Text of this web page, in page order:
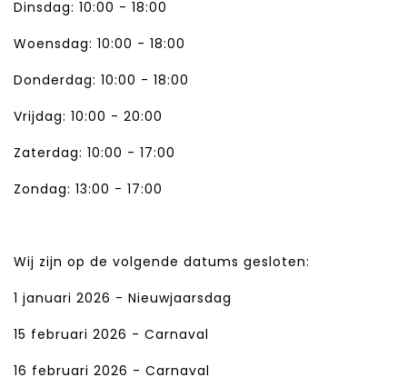
Dinsdag: 10:00 - 18:00
Woensdag: 10:00 - 18:00
Donderdag: 10:00 - 18:00
Vrijdag: 10:00 - 20:00
Zaterdag: 10:00 - 17:00
Zondag: 13:00 - 17:00
Wij zijn op de volgende datums gesloten:
1 januari 2026 - Nieuwjaarsdag
15 februari 2026 - Carnaval
16 februari 2026 - Carnaval